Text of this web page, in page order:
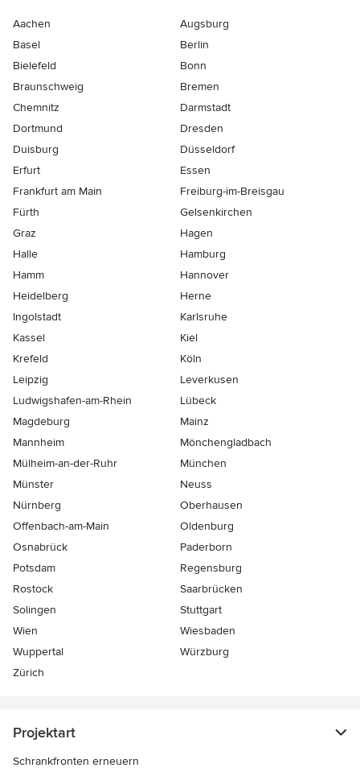
Aachen
Augsburg
Basel
Berlin
Bielefeld
Bonn
Braunschweig
Bremen
Chemnitz
Darmstadt
Dortmund
Dresden
Duisburg
Düsseldorf
Erfurt
Essen
Frankfurt am Main
Freiburg-im-Breisgau
Fürth
Gelsenkirchen
Graz
Hagen
Halle
Hamburg
Hamm
Hannover
Heidelberg
Herne
Ingolstadt
Karlsruhe
Kassel
Kiel
Krefeld
Köln
Leipzig
Leverkusen
Ludwigshafen-am-Rhein
Lübeck
Magdeburg
Mainz
Mannheim
Mönchen­gladbach
Mülheim-an-der-Ruhr
München
Münster
Neuss
Nürnberg
Oberhausen
Offenbach-am-Main
Oldenburg
Osnabrück
Paderborn
Potsdam
Regensburg
Rostock
Saarbrücken
Solingen
Stuttgart
Wien
Wiesbaden
Wuppertal
Würzburg
Zürich
Projektart
Schrankfronten erneuern